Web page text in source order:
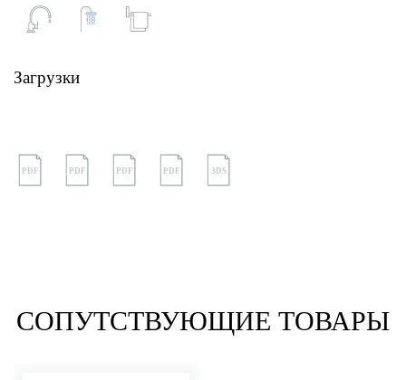
Загрузки
PDF PDF PDF PDF 3DS
СОПУТСТВУЮЩИЕ ТОВАРЫ